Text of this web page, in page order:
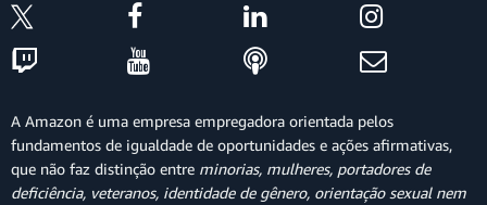
A Amazon é uma empresa empregadora orientada pelos
fundamentos de igualdade de oportunidades e ações afirmativas,
que não faz distinção entre minorias, mulheres, portadores de
deficiência, veteranos, identidade de gênero, orientação sexual nem